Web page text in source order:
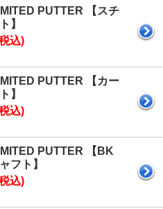
PUTTER 【スチ
】
込)
PUTTER 【カー
】
込)
PUTTER 【BK
フト】
込)